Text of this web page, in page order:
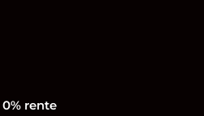
0% rente